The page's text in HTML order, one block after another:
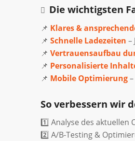
Die wichtigsten
📌 Klares &
📌 Schnelle Ladezeiten –
📌 Vertrauensaufbau
📌 Personalisierte
📌 Mobile Optimierung–
So verbessern wir
1️⃣ Analyse des aktuellen
2️⃣ A/B-Testing &